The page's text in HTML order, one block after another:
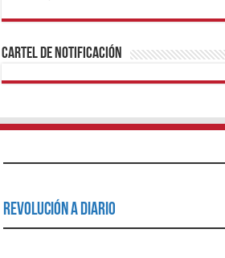
1xbetBetturkeyBetistKralbetSupertotobet
https://mvbcasino.com/
Cartel de Notificación
Revolución a Diario